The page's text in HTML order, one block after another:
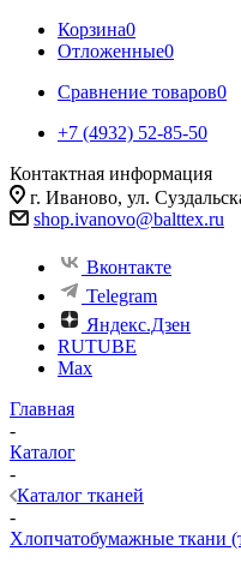
Корзина0
Отложенные0
Сравнение товаров0
+7 (4932) 52-85-50
Контактная информация
г. Иваново, ул.
shop.ivanovo@balttex.ru
Вконтакте
Telegram
Яндекс.Дзен
RUTUBE
Max
Главная
-
Каталог
-
Каталог тканей
-
Хлопчатобумажные ткани